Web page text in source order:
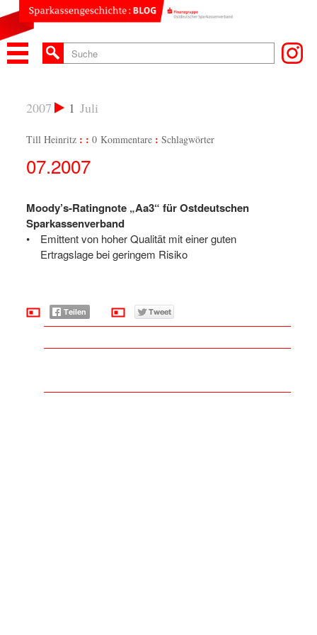
1 Juli
2007
Till Heinritz 0 Kommentare Schlagwörter
07.2007
Moody’s-Ratingnote „Aa3“ für Ostdeutschen
Sparkassenverband
Emittent von hoher Qualität mit einer guten
Ertragslage bei geringem Risiko